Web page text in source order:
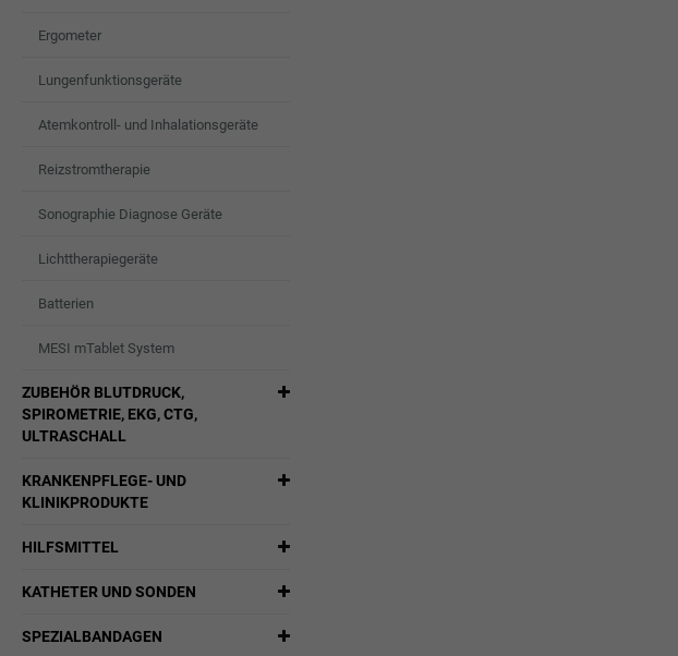
Ergometer
Lungenfunktionsgeräte
Atemkontroll- und Inhalationsgeräte
Reizstromtherapie
Sonographie Diagnose Geräte
Lichttherapiegeräte
Batterien
MESI mTablet System
ZUBEHÖR BLUTDRUCK,
SPIROMETRIE, EKG, CTG,
ULTRASCHALL
KRANKENPFLEGE- UND
KLINIKPRODUKTE
HILFSMITTEL
KATHETER UND SONDEN
SPEZIALBANDAGEN